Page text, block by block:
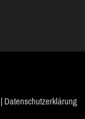
Datenschutzerklärung